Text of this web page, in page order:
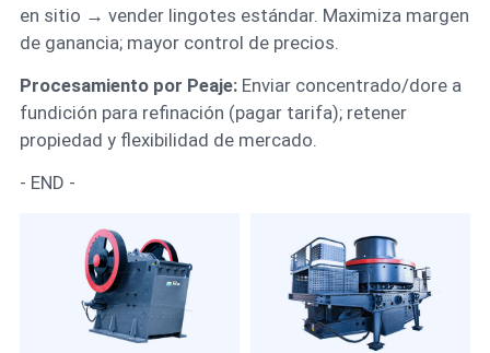
en sitio → vender lingotes estándar. Maximiza margen
de ganancia; mayor control de precios.
Procesamiento por Peaje:Enviar concentrado/dore a
fundición para refinación (pagar tarifa); retener
propiedad y flexibilidad de mercado.
- END -